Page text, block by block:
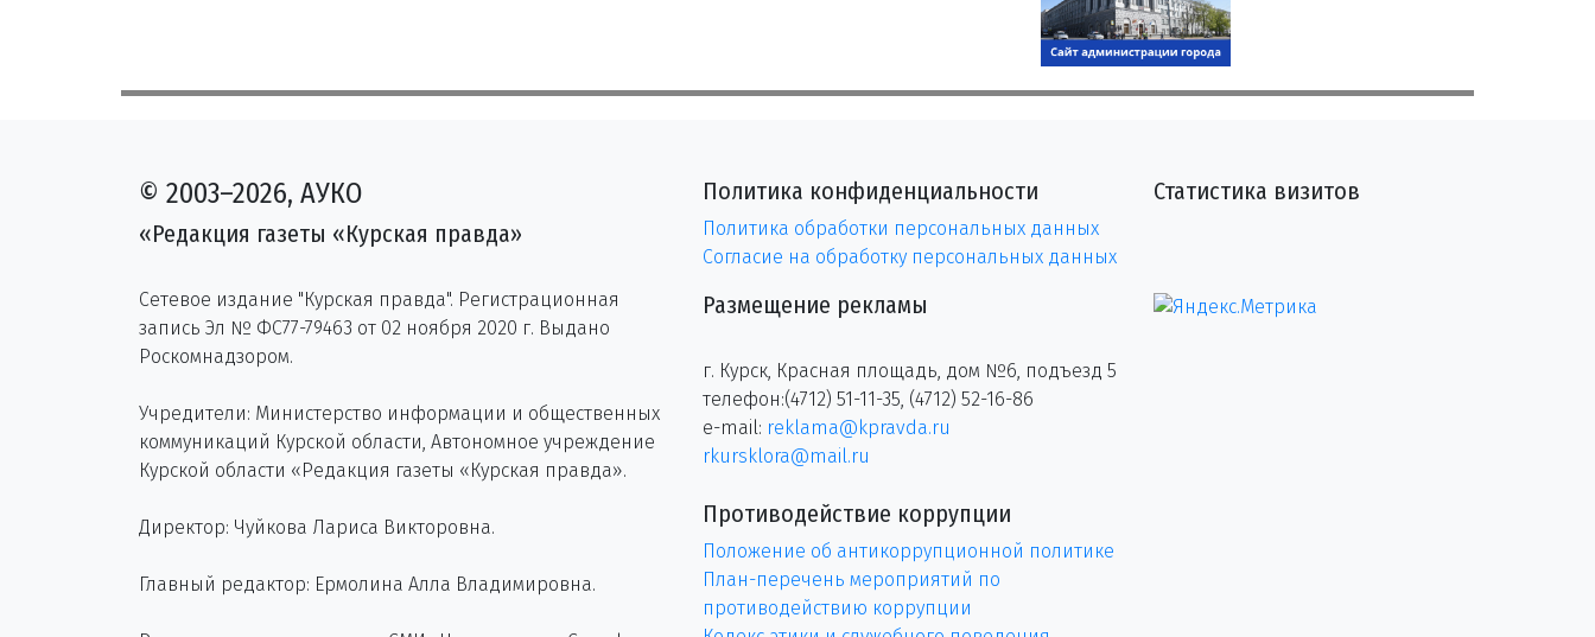
© 2003–2026, АУКО
«Редакция газеты «Курская правда»
Сетевое издание "Курская правда". Регистрационная
запись Эл № ФС77-79463 от 02 ноября 2020 г. Выдано
Роскомнадзором.
Учредители: Министерство информации и общественных
коммуникаций Курской области, Автономное учреждение
Курской области «Редакция газеты «Курская правда».
Директор: Чуйкова Лариса Викторовна.
Главный редактор: Ермолина Алла Владимировна.
Политика конфиденциальности
Политика обработки персональных данных
Согласие на обработку персональных данных
Размещение рекламы
г. Курск, Красная площадь, дом №6, подъезд 5
телефон:(4712) 51-11-35, (4712) 52-16-86
e-mail: reklama@kpravda.ru
rkursklora@mail.ru
Противодействие коррупции
Положение об антикоррупционной политике
План-перечень мероприятий по
противодействию коррупции
Статистика визитов